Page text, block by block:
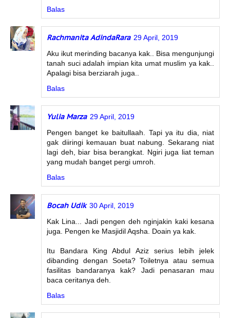
Balas
Rachmanita AdindaRara 29 April, 2019
Aku ikut merinding bacanya kak.. Bisa mengunjungi
tanah suci adalah impian kita umat muslim ya kak..
Apalagi bisa berziarah juga..
Balas
Yulia Marza 29 April, 2019
Pengen banget ke baitullaah. Tapi ya itu dia, niat
gak diiringi kemauan buat nabung. Sekarang niat
lagi deh, biar bisa berangkat. Ngiri juga liat teman
yang mudah banget pergi umroh.
Balas
Bocah Udik 30 April, 2019
Kak Lina... Jadi pengen deh nginjakin kaki kesana
juga. Pengen ke Masjidil Aqsha. Doain ya kak.
Itu Bandara King Abdul Aziz serius lebih jelek
dibanding dengan Soeta? Toiletnya atau semua
fasilitas bandaranya kak? Jadi penasaran mau
baca ceritanya deh.
Balas